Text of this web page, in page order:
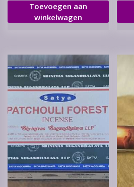
Toevoegen aan
winkelwagen